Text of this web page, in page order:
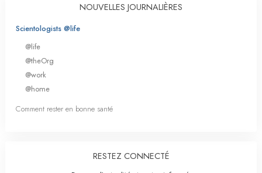
NOUVELLES JOURNALIÈRES
Scientologists @life
@life
@theOrg
@work
@home
Comment rester en bonne santé
RESTEZ CONNECTÉ